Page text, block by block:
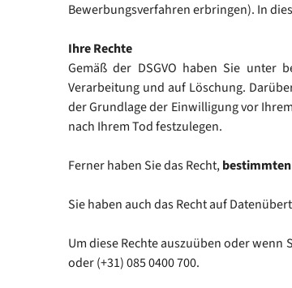
Bewerbungsverfahren erbringen). In
Ihre Rechte
Gemäß der DSGVO haben Sie unter
Verarbeitung und auf Löschung.
der Grundlage der Einwilligung vor
nach Ihrem Tod festzulegen.
Ferner haben Sie das Recht,
Sie haben auch das Recht auf
Um diese Rechte auszuüben oder wenn
oder (+31) 085 0400 700.